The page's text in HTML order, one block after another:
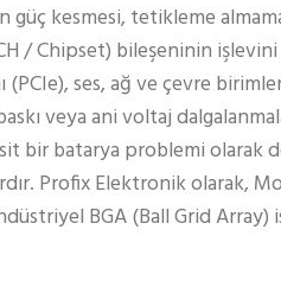
güç kesmesi, tetikleme
/ Chipset) bileşeninin
ses, ağ ve çevre
veya ani voltaj
bir batarya problemi
Profix Elektronik olarak,
BGA (Ball Grid Array)